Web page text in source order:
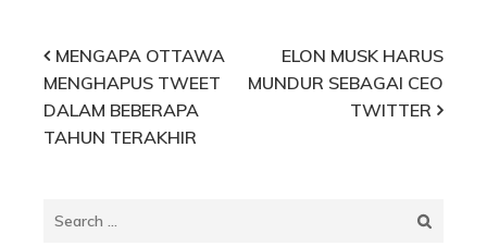
Post
navigation
MENGAPA OTTAWA
MENGHAPUS TWEET
DALAM BEBERAPA
TAHUN TERAKHIR
ELON MUSK HARUS
MUNDUR SEBAGAI CEO
TWITTER
Search